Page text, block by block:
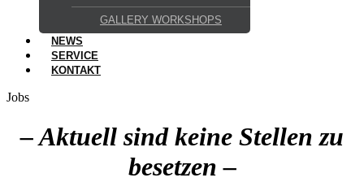
GALLERY WORKSHOPS
NEWS
SERVICE
KONTAKT
Jobs
– Aktuell sind keine Stellen zu
besetzen –